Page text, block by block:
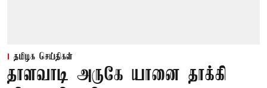
தமிழக செய்திகள்
தாளவாடி அருகே யானை தாக்கி